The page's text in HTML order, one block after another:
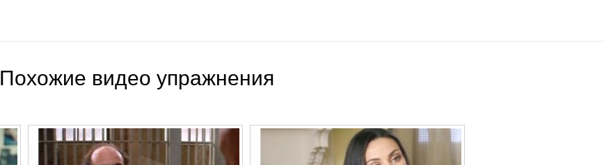
Похожие видео упражнения